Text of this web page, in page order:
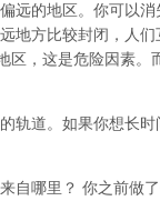
远的地区。你可以
地方比较封闭，人
区，这是危险因素。
轨道。如果你想长
自哪里？ 你之前做